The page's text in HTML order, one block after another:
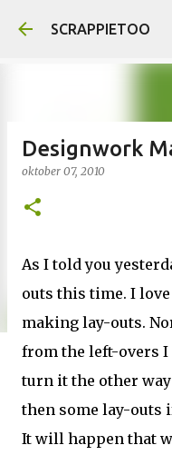
SCRAPPIETOO
Designwork
oktober 07, 2010
As I told you
outs this time. I
making lay-outs.
from the left-overs I
turn it the other
then some lay-outs
It will happen that